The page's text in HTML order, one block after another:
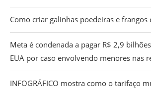
Como criar galinhas poedeiras e frangos
Meta é condenada a pagar R$ 2,9
EUA por caso envolvendo menores nas
INFOGRÁFICO mostra como o tarifaço